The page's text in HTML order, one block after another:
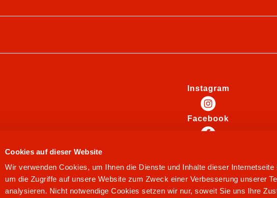
Cookies auf dieser Website
Wir verwenden Cookies, um Ihnen die Dienste und Inhalte dieser
um die Zugriffe auf unsere Website zum Zweck einer Verbesserung unserer
analysieren. Nicht notwendige Cookies setzen wir nur, soweit Sie uns Ihre
Instagram
Facebook